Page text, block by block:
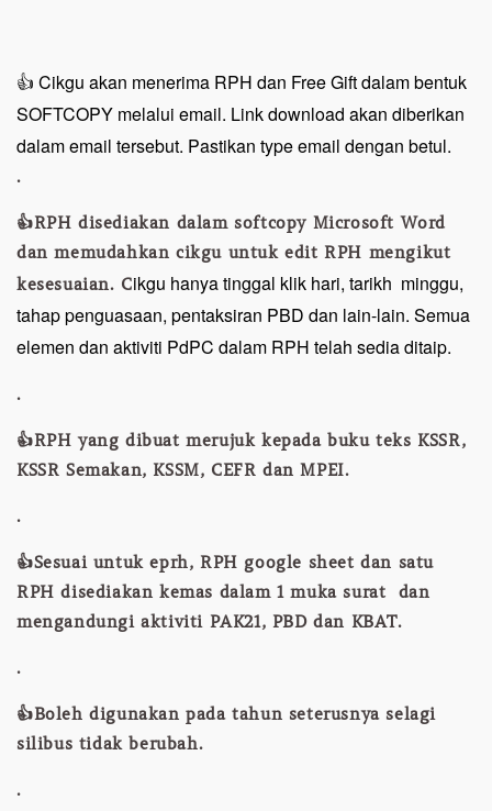
👍 Cikgu akan menerima RPH dan Free Gift dalam bentuk
SOFTCOPY melalui email. Link download akan diberikan
dalam email tersebut. Pastikan type email dengan betul.
.
👍RPH disediakan dalam softcopy Microsoft Word
dan memudahkan cikgu untuk edit RPH mengikut
kesesuaian. Cikgu hanya tinggal klik hari, tarikh minggu,
tahap penguasaan, pentaksiran PBD dan lain-lain. Semua
elemen dan aktiviti PdPC dalam RPH telah sedia ditaip.
.
👍RPH yang dibuat merujuk kepada buku teks KSSR,
KSSR Semakan, KSSM, CEFR dan MPEI.
.
👍Sesuai untuk eprh, RPH google sheet dan satu
RPH disediakan kemas dalam 1 muka surat dan
mengandungi aktiviti PAK21, PBD dan KBAT.
.
👍Boleh digunakan pada tahun seterusnya selagi
silibus tidak berubah.
.